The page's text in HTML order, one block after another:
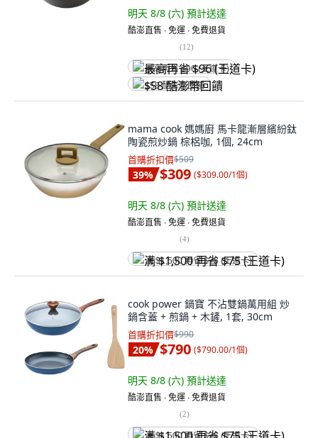
明天 8/8 (六) 預計送達
酷澎直售 ∙ 免運 ∙ 免費退貨
(12)
最高再省 $96 (王道卡)
$58 酷澎幣回饋
mama cook 媽媽廚 馬卡龍漸層繽紛鈦
陶瓷煎炒鍋 棕梠咖, 1個, 24cm
首購折扣價$509
39% $309 ($309.00/1個)
明天 8/8 (六) 預計送達
酷澎直售 ∙ 免運 ∙ 免費退貨
(4)
满 $1,500 再省 $75 (王道卡)
cook power 鍋寶 不沾雙鍋萬用組 炒
鍋含蓋 + 煎鍋 + 木鏟, 1套, 30cm
首購折扣價$990
20% $790 ($790.00/1個)
明天 8/8 (六) 預計送達
酷澎直售 ∙ 免運 ∙ 免費退貨
(2)
满 $1,500 再省 $75 (王道卡)